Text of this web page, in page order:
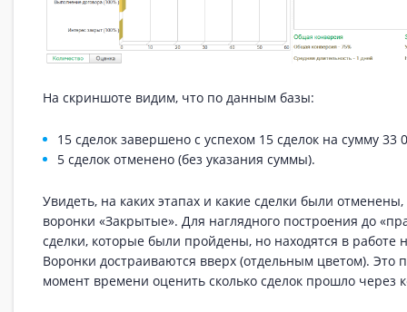
На скриншоте видим, что по данным базы:
15 сделок завершено с успехом 15 сделок на сумму 33
5 сделок отменено (без указания суммы).
Увидеть, на каких этапах и какие сделки были
воронки «Закрытые». Для наглядного построения до
сделки, которые были пройдены, но находятся в работе
Воронки достраиваются вверх (отдельным цветом). Это
момент времени оценить сколько сделок прошло через